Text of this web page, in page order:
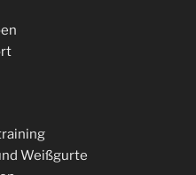
Weißgurte